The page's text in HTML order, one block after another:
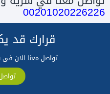
00201020226226
قرارك قد
تواصل معنا الان